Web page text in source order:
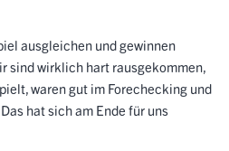
ausgleichen und gewinnen
sind wirklich hart rausgekommen,
waren gut im Forechecking und
hat sich am Ende für uns